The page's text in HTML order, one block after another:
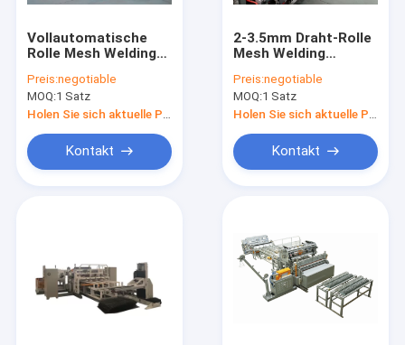
Vollautomatische
Rolle Mesh Welding
Preis:negotiable
MOQ:1 Satz
Kontakt
2-3.5mm Draht-Rolle
Mesh Welding
Preis:negotiable
MOQ:1 Satz
Kontakt